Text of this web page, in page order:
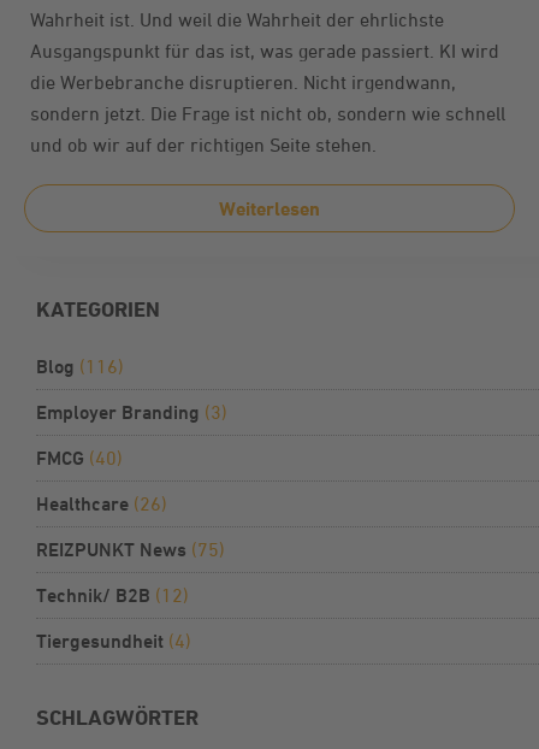
Wahrheit ist. Und weil die Wahrheit der ehrlichste
Ausgangspunkt für das ist, was gerade passiert. KI wird
die Werbebranche disruptieren. Nicht irgendwann,
sondern jetzt. Die Frage ist nicht ob, sondern wie schnell
und ob wir auf der richtigen Seite stehen.
Weiterlesen
KATEGORIEN
Blog (116)
Employer Branding (3)
FMCG (40)
Healthcare (26)
REIZPUNKT News (75)
Technik/ B2B (12)
Tiergesundheit (4)
SCHLAGWÖRTER